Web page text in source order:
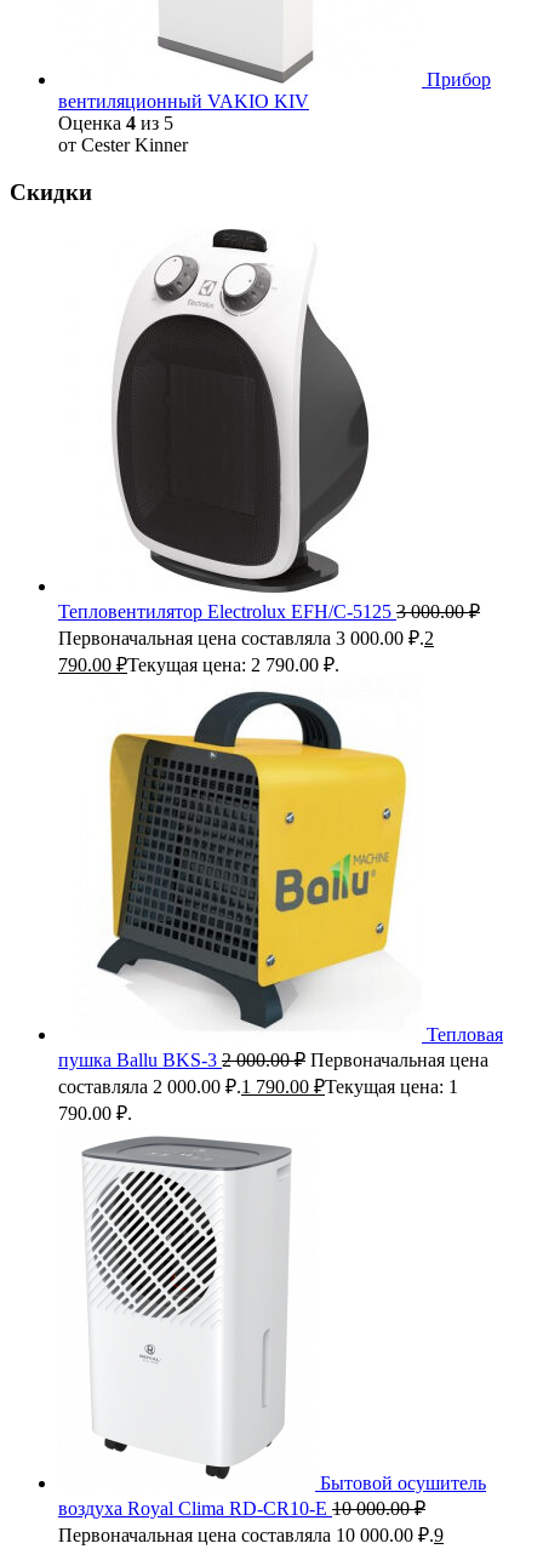
Прибор
вентиляционный VAKIO KIV
Оценка 4 из 5
от Cester Kinner
Скидки
Тепловентилятор Electrolux EFH/C-5125 3 000.00₽
Первоначальная цена составляла 3 000.00 ₽.2
790.00 ₽Текущая цена: 2 790.00 ₽.
Тепловая
пушка Ballu BKS-3 2 000.00₽ Первоначальная цена
составляла 2 000.00 ₽.1 790.00 ₽Текущая цена: 1
790.00 ₽.
Бытовой осушитель
воздуха Royal Clima RD-CR10-E 10 000.00₽
Первоначальная цена составляла 10 000.00 ₽.9